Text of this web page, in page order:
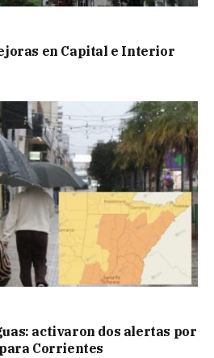
en Capital e Interior
activaron dos alertas por
Corrientes